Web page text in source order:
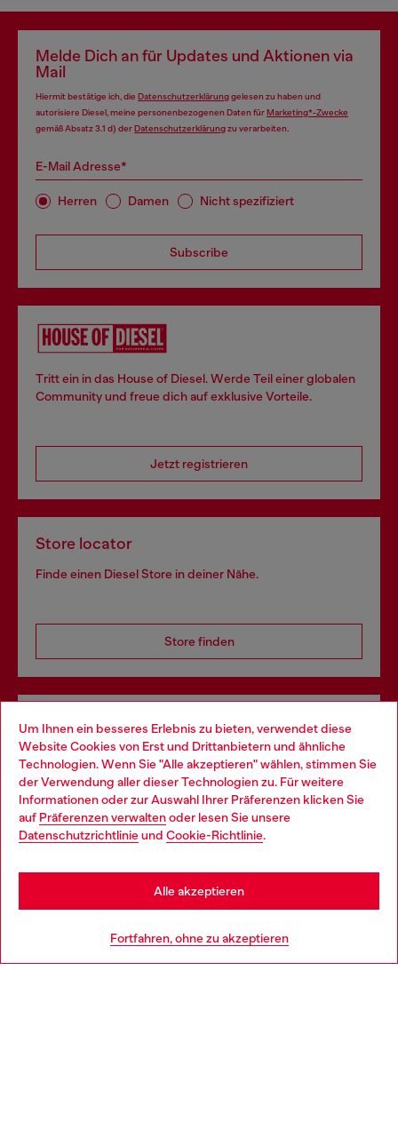
Um Ihnen ein besseres Erlebnis zu bieten, verwendet diese
Website Cookies von Erst und Drittanbietern und ähnliche
Technologien. Wenn Sie "Alle akzeptieren" wählen, stimmen Sie
der Verwendung aller dieser Technologien zu. Für weitere
Informationen oder zur Auswahl Ihrer Präferenzen klicken Sie
auf Präferenzen verwaltenoder lesen Sie unsere
Datenschutzrichtlinieund Cookie-Richtlinie.
Fortfahren, ohne zu akzeptieren
Alle akzeptieren
Melde Dich an für Updates und Aktionen via
Mail
Hiermit bestätige ich, die Datenschutzerklärunggelesen zu haben und
autorisiere Diesel, meine personenbezogenen Daten fürMarketing*-Zwecke
gemäß Absatz 3.1 d) derDatenschutzerklärungzu verarbeiten.
E-Mail Adresse*
Herren Damen Nicht spezifiziert
Subscribe
Tritt ein in das House of Diesel. Werde Teil einer globalen
Community und freue dich auf exklusive Vorteile.
Jetzt registrieren
Store locator
Finde einen Diesel Store in deiner Nähe.
Store finden
Omnichannel-Services
Entdecke unser gesamtes Service-Angebot, online und
im Store.
Mehr erfahren
Choose your location
You are currently browsing Österreich website, but it seems you
may be based in United States